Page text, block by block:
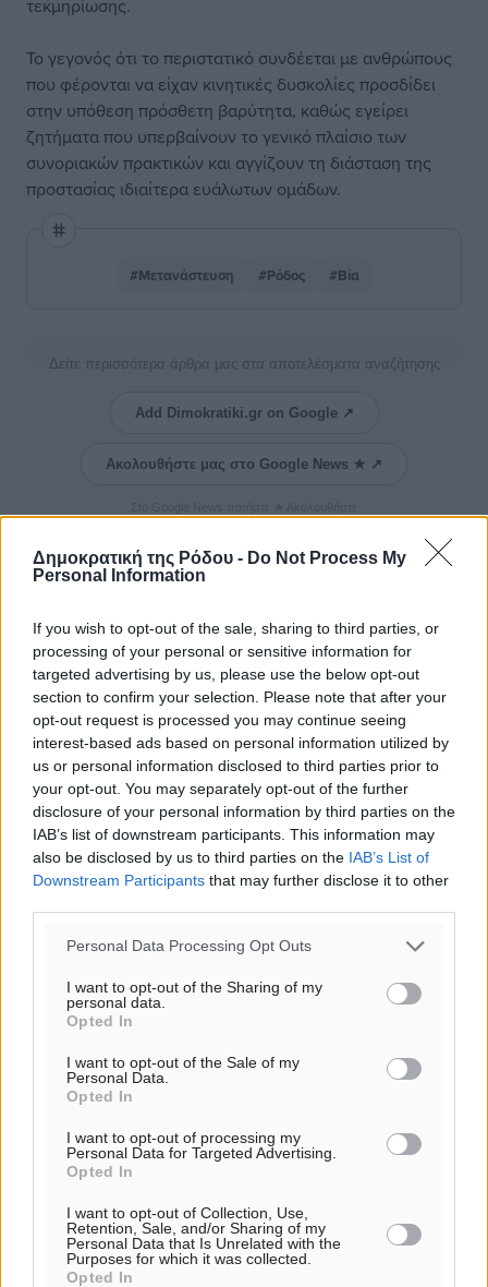
Δημοκρατική της Ρόδου - Do Not Process My
Personal Information
If you wish to opt-out of the sale, sharing to third parties, or
processing of your personal or sensitive information for
targeted advertising by us, please use the below opt-out
section to confirm your selection. Please note that after your
opt-out request is processed you may continue seeing
interest-based ads based on personal information utilized by
us or personal information disclosed to third parties prior to
your opt-out. You may separately opt-out of the further
disclosure of your personal information by third parties on the
IAB’s list of downstream participants. This information may
also be disclosed by us to third parties on the IAB’s List of
Downstream Participants that may further disclose it to other
Personal Data Processing Opt Outs
I want to opt-out of the Sharing of my
personal data.
Opted In
I want to opt-out of the Sale of my
Personal Data.
Opted In
I want to opt-out of processing my
Personal Data for Targeted Advertising.
Opted In
I want to opt-out of Collection, Use,
Retention, Sale, and/or Sharing of my
Personal Data that Is Unrelated with the
Purposes for which it was collected.
Opted In
τεκμηρίωσης.
Το γεγονός ότι το περιστατικό συνδέεται με ανθρώπους
που φέρονται να είχαν κινητικές δυσκολίες προσδίδει
στην υπόθεση πρόσθετη βαρύτητα, καθώς εγείρει
ζητήματα που υπερβαίνουν το γενικό πλαίσιο των
συνοριακών πρακτικών και αγγίζουν τη διάσταση της
προστασίας ιδιαίτερα ευάλωτων ομάδων.
#Μετανάστευση #Ρόδος #Βία
Δείτε περισσότερα άρθρα μας στα αποτελέσματα αναζήτησης
Add Dimokratiki.gr on Google ↗
Ακολουθήστε μας στο Google News ★ ↗
0
ΣΧΕΤΙΚΆ
Σύλληψη 49χρονου στη Ρόδο με κοκαΐνη, όπλα και βίαιη
αντίσταση κατά αστυνομικών
Κίνημα Δημοκρατίας: Καταδικάζουμε με τον πιο
κατηγορηματικό τρόπο την απρόκλητη και βίαιη καταστολή
που…
Ακυρώθηκε η βίαιη αποβολή γνωστής ανώνυμης εταιρείας
Βίαιη ομαδική επίθεση σε ανήλικο μαθητή σε σχολείο της
Ρόδου